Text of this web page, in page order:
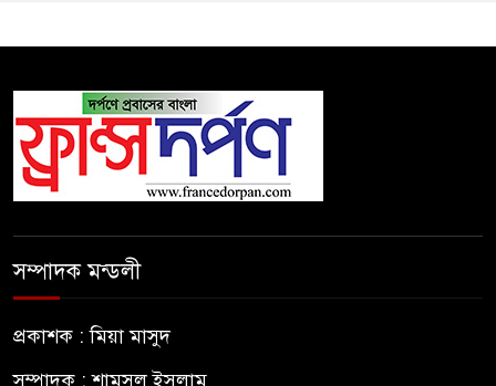
সম্পাদক মন্ডলী
প্রকাশক : মিয়া মাসুদ
সম্পাদক : শামসুল ইসলাম